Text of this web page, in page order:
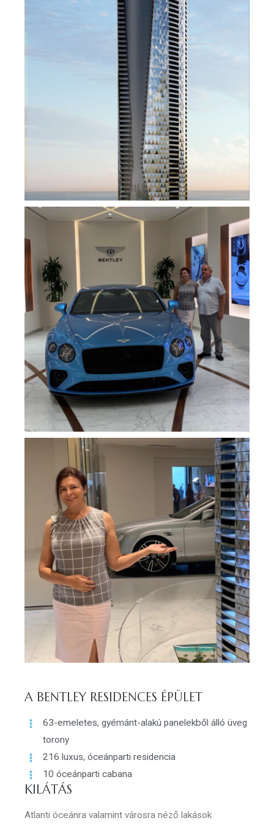
A BENTLEY RESIDENCES ÉPÜLET
63-emeletes, gyémánt-alakú panelekből álló üveg
torony
216 luxus, óceánparti residencia
10 óceánparti cabana
KILÁTÁS
Atlanti óceánra valamint városra néző lakások